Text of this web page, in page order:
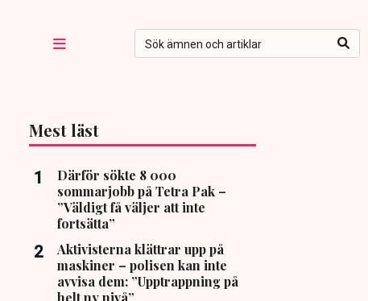
Mest läst
Därför sökte 8 000
sommarjobb på Tetra Pak –
”Väldigt få väljer att inte
fortsätta”
Aktivisterna klättrar upp på
maskiner – polisen kan inte
avvisa dem: ”Upptrappning på
helt ny nivå”